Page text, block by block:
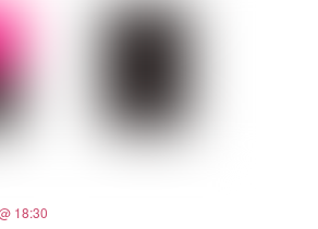
18:30